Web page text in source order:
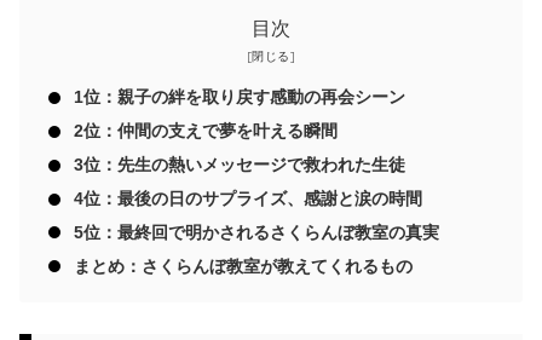
目次
1位：親子の絆を取り戻す感動の再会シーン
2位：仲間の支えで夢を叶える瞬間
3位：先生の熱いメッセージで救われた生徒
4位：最後の日のサプライズ、感謝と涙の時間
5位：最終回で明かされるさくらんぼ教室の真実
まとめ：さくらんぼ教室が教えてくれるもの